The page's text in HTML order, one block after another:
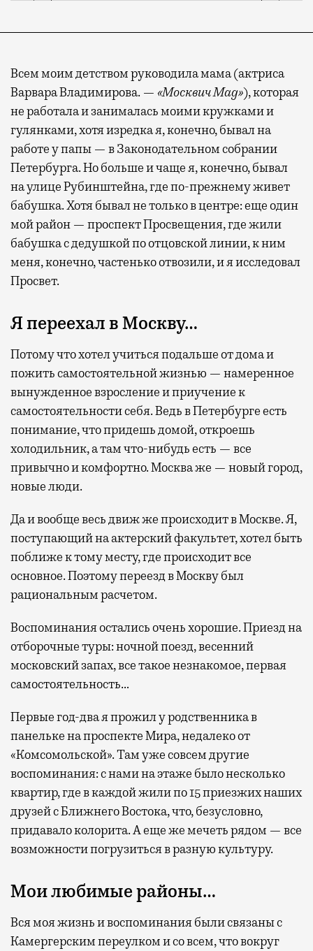
Всем моим детством руководила мама (актриса
Варвара Владимирова. — «Москвич Mag»), которая
не работала и занималась моими кружками и
гулянками, хотя изредка я, конечно, бывал на
работе у папы — в Законодательном собрании
Петербурга. Но больше и чаще я, конечно, бывал
на улице Рубинштейна, где по-прежнему живет
бабушка. Хотя бывал не только в центре: еще один
мой район — проспект Просвещения, где жили
бабушка с дедушкой по отцовской линии, к ним
меня, конечно, частенько отвозили, и я исследовал
Просвет.
Я переехал в Москву…
Потому что хотел учиться подальше от дома и
пожить самостоятельной жизнью — намеренное
вынужденное взросление и приучение к
самостоятельности себя. Ведь в Петербурге есть
понимание, что придешь домой, откроешь
холодильник, а там что-нибудь есть — все
привычно и комфортно. Москва же — новый город,
новые люди.
Да и вообще весь движ же происходит в Москве. Я,
поступающий на актерский факультет, хотел быть
поближе к тому месту, где происходит все
основное. Поэтому переезд в Москву был
рациональным расчетом.
Воспоминания остались очень хорошие. Приезд на
отборочные туры: ночной поезд, весенний
московский запах, все такое незнакомое, первая
самостоятельность…
Первые год-два я прожил у родственника в
панельке на проспекте Мира, недалеко от
«Комсомольской». Там уже совсем другие
воспоминания: с нами на этаже было несколько
квартир, где в каждой жили по 15 приезжих наших
друзей с Ближнего Востока, что, безусловно,
придавало колорита. А еще же мечеть рядом — все
возможности погрузиться в разную культуру.
Мои любимые районы…
Вся моя жизнь и воспоминания были связаны с
Камергерским переулком и со всем, что вокруг